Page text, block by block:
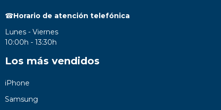
☎Horario de atención telefónica
Lunes - Viernes
10:00h - 13:30h
Los más vendidos
iPhone
Samsung